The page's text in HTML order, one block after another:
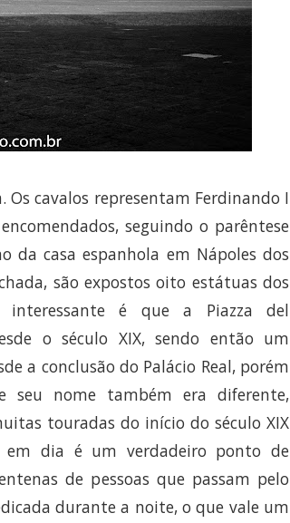
cavalos representam Ferdinando I
encomendados, seguindo o parêntese
da casa espanhola em Nápoles dos
são expostos oito estátuas dos
é que a Piazza del
o século XIX, sendo então um
a conclusão do Palácio Real, porém
seu nome também era diferente,
touradas do início do século XIX
em dia é um verdadeiro ponto de
de pessoas que passam pelo
durante a noite, o que vale um